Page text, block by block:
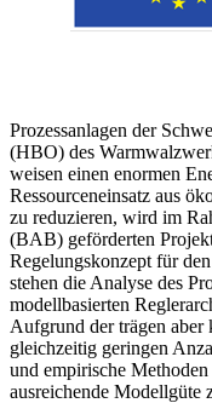
Prozessanlagen der
(HBO) des
weisen einen enormen
Ressourceneinsatz aus
zu reduzieren, wird im
(BAB) geförderten
Regelungskonzept für
stehen die Analyse des
modellbasierten
Aufgrund der trägen
gleichzeitig geringen
und empirische
ausreichende Modellgüte